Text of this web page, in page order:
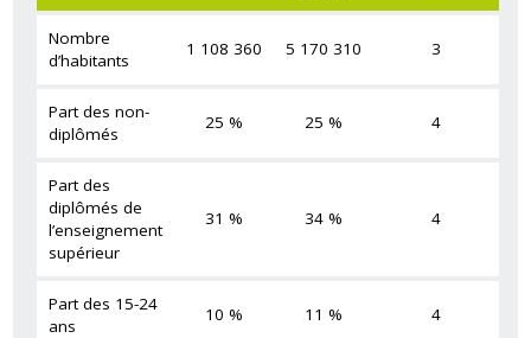
Nombre
d’habitants
1 108 360 5 170 310 3
Part des non-
diplômés
25 % 25 % 4
Part des
diplômés de
l’enseignement
supérieur
31 % 34 % 4
Part des 15-24
ans
10 % 11 % 4